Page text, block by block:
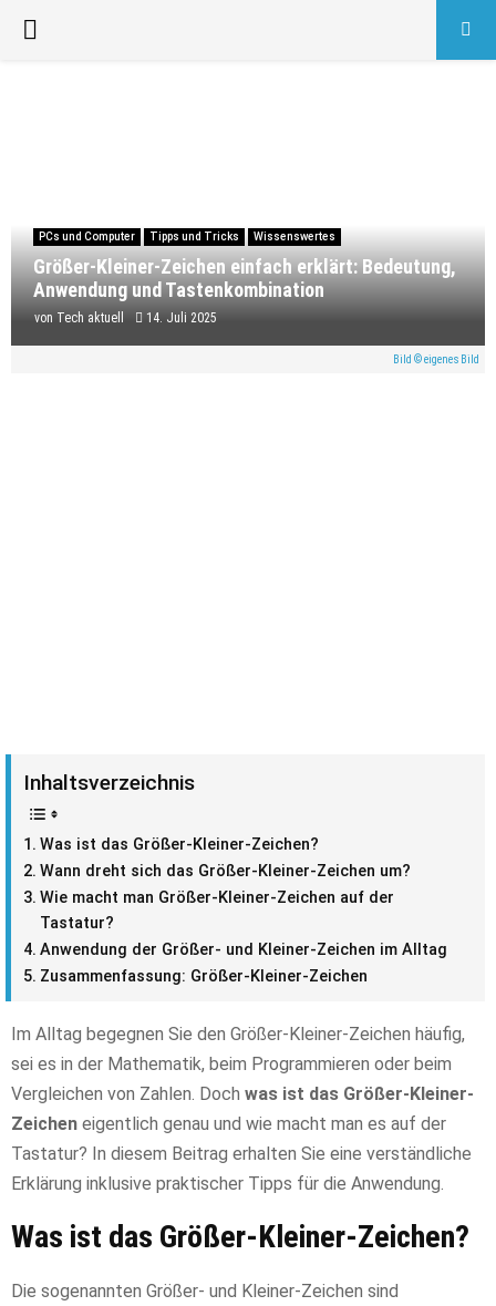
PRIMARY
PCs und Computer Tipps und Tricks Wissenswertes
Größer-Kleiner-Zeichen einfach erklärt: Bedeutung,
Anwendung und Tastenkombination
von Tech aktuell 14. Juli 2025
Bild © eigenes Bild
Inhaltsverzeichnis
Was ist das Größer-Kleiner-Zeichen?
Wann dreht sich das Größer-Kleiner-Zeichen um?
Wie macht man Größer-Kleiner-Zeichen auf der
Tastatur?
Anwendung der Größer- und Kleiner-Zeichen im Alltag
Zusammenfassung: Größer-Kleiner-Zeichen
Im Alltag begegnen Sie den Größer-Kleiner-Zeichen häufig,
sei es in der Mathematik, beim Programmieren oder beim
Vergleichen von Zahlen. Doch was ist das Größer-Kleiner-
Zeichen eigentlich genau und wie macht man es auf der
Tastatur? In diesem Beitrag erhalten Sie eine verständliche
Erklärung inklusive praktischer Tipps für die Anwendung.
Was ist das Größer-Kleiner-Zeichen?
Die sogenannten Größer- und Kleiner-Zeichen sind